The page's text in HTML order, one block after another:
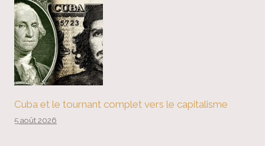
Cuba et le tournant complet vers le capitalisme
5 août 2026